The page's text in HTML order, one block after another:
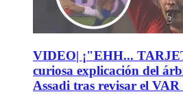
VIDEO| ¡"EHH...
curiosa explicación del
Assadi tras revisar el